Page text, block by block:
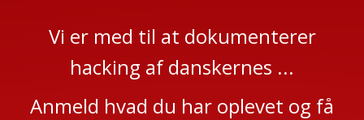
Vi er med til at dokumenterer
hacking af danskernes ...
Anmeld hvad du har oplevet og få